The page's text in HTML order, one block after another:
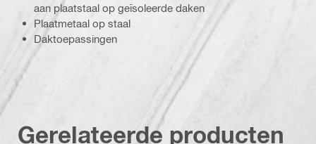
aan plaatstaal op geïsoleerde daken
Plaatmetaal op staal
Daktoepassingen
Gerelateerde producten